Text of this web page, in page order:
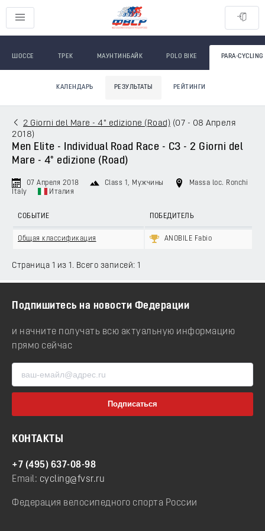
ШОССЕ ТРЕК МАУНТИНБАЙК POLO BIKE PARA-CYCLING
КАЛЕНДАРЬ РЕЗУЛЬТАТЫ РЕЙТИНГИ
2 Giorni del Mare - 4° edizione (Road) (07 - 08 Апреля
2018)
Men Elite - Individual Road Race - C3 - 2 Giorni del
Mare - 4° edizione (Road)
07 Апреля 2018 Class 1 , Мужчины
Massa loc. Ronchi
Italy
Италия
СОБЫТИЕ ПОБЕДИТЕЛЬ
Общая классификация ANOBILE Fabio
Страница 1 из 1. Всего записей: 1
Подпишитесь на новости Федерации
и начните получать всю актуальную информацию
прямо сейчас
КОНТАКТЫ
+7 (495) 637-08-98
Email: cycling@fvsr.ru
Федерация велосипедного спорта России